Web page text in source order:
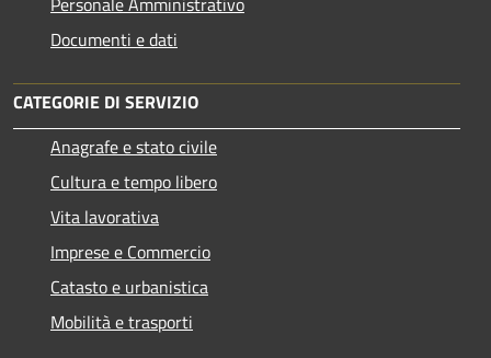
Documenti e dati
CATEGORIE DI SERVIZIO
Anagrafe e stato civile
Cultura e tempo libero
Vita lavorativa
Imprese e Commercio
Catasto e urbanistica
Mobilità e trasporti